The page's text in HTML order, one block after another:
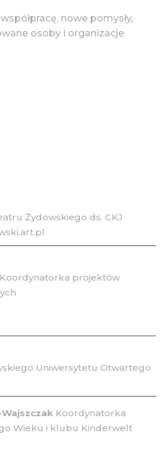
nowe pomysły,
osoby i organizacje
Żydowskiego ds. CKJ
Koordynatorka projektów
Uniwersytetu Otwartego
Koordynatorka
Wieku i klubu Kinderwelt